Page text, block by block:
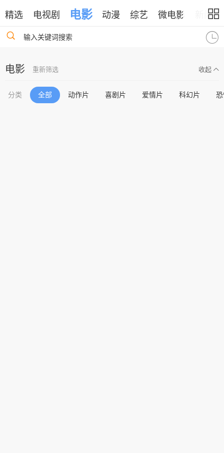
精选 电视剧 电影 动漫 综艺 微电影 新闻
输入关键词搜索
电影 重新筛选 收起
分类 全部 动作片 喜剧片 爱情片 科幻片